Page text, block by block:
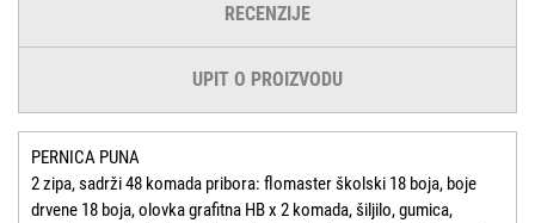
RECENZIJE
UPIT O PROIZVODU
PERNICA PUNA
2 zipa, sadrži 48 komada pribora: flomaster školski 18 boja, boje
drvene 18 boja, olovka grafitna HB x 2 komada, šiljilo, gumica,